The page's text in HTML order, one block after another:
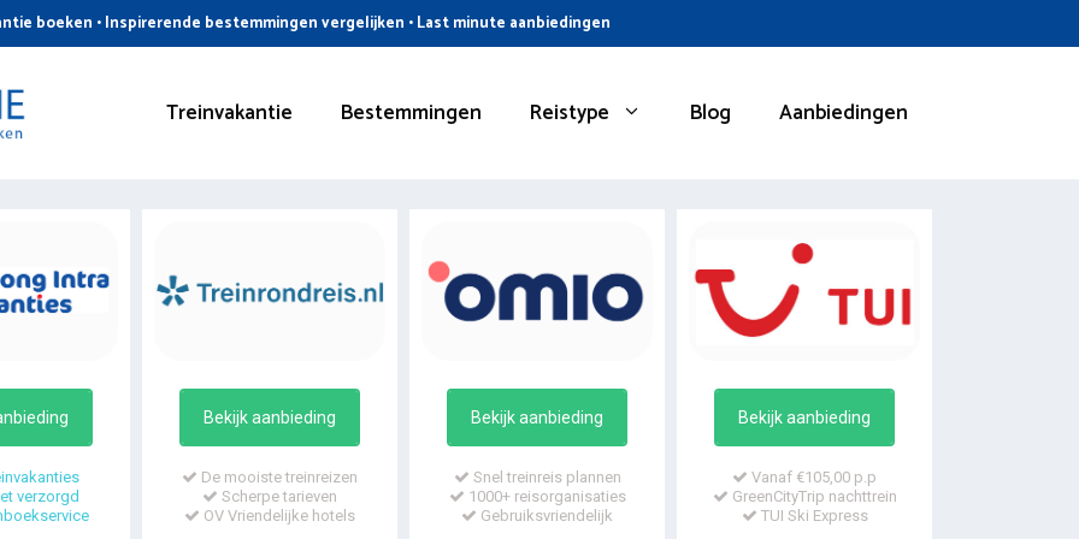
boeken • Inspirerende bestemmingen vergelijken • Last minute aanbiedingen
Treinvakantie Bestemmingen Reistype Blog Aanbiedingen
verzorgd
Bekijk aanbieding
De mooiste treinreizen
Scherpe tarieven
OV Vriendelijke hotels
Bekijk aanbieding
Snel treinreis plannen
1000+ reisorganisaties
Gebruiksvriendelijk
Bekijk aanbieding
Vanaf €105,00 p.p
GreenCityTrip nachttrein
TUI Ski Express